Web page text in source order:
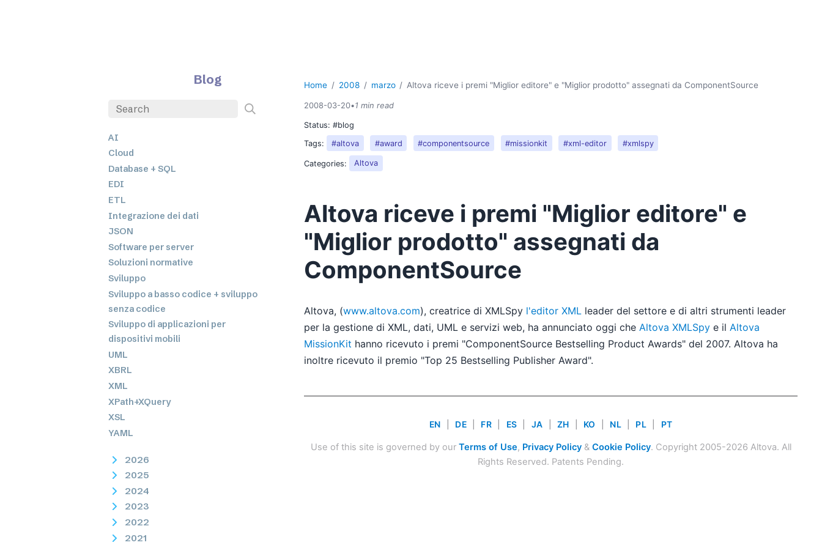
Blog
AI
Cloud
Database + SQL
EDI
ETL
Integrazione dei dati
JSON
Software per server
Soluzioni normative
Sviluppo
Sviluppo a basso codice + sviluppo
senza codice
Sviluppo di applicazioni per
dispositivi mobili
UML
XBRL
XML
XPath+XQuery
XSL
YAML
2026
2025
2024
2023
2022
2021
Home 2008 marzo Altova riceve i premi "Miglior editore" e "Miglior prodotto" assegnati da ComponentSource
2008-03-20•1 min read
Status:#blog
Tags:
#altova #award #componentsource #missionkit #xml-editor #xmlspy
Categories: Altova
Altova riceve i premi "Miglior editore" e
"Miglior prodotto" assegnati da
ComponentSource
Altova, (www.altova.com), creatrice di XMLSpy l'editor XML leader del settore e di altri strumenti leader
per la gestione di XML, dati, UML e servizi web, ha annunciato oggi cheAltova XMLSpy e ilAltova
MissionKit hanno ricevuto i premi "ComponentSource Bestselling Product Awards" del 2007. Altova ha
inoltre ricevuto il premio "Top 25 Bestselling Publisher Award".
EN DE FR ES JA ZH KO NL PL PT
Use of this site is governed by our Terms of Use, Privacy Policy& Cookie Policy. Copyright 2005-2026 Altova. All
Rights Reserved. Patents Pending.